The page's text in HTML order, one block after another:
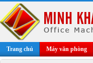
Trang chủ Máy văn phòng